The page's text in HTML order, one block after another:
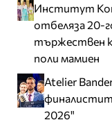
Институт
отбеляза 20-
тържествен
поли мамиен
Atelier
2026"